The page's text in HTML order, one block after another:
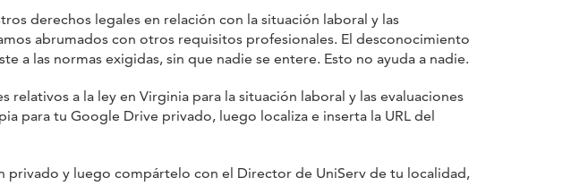
derechos legales en relación con la situación laboral y las
abrumados con otros requisitos profesionales. El desconocimiento
a las normas exigidas, sin que nadie se entere. Esto no ayuda a nadie.
a la ley en Virginia para la situación laboral y las evaluaciones
para tu Google Drive privado, luego localiza e inserta la URL del
privado y luego compártelo con el Director de UniServ de tu localidad,